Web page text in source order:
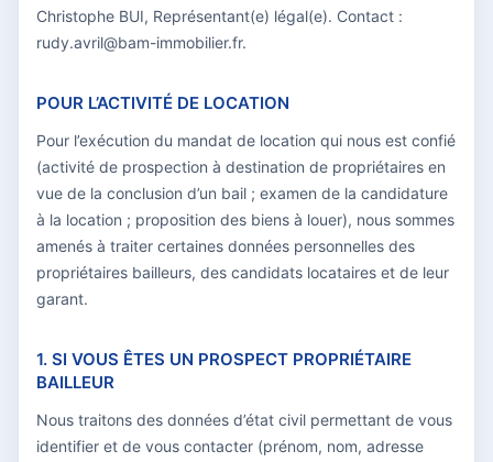
Christophe BUI, Représentant(e) légal(e). Contact :
rudy.avril@bam-immobilier.fr.
POUR L’ACTIVITÉ DE LOCATION
Pour l’exécution du mandat de location qui nous est confié
(activité de prospection à destination de propriétaires en
vue de la conclusion d’un bail ; examen de la candidature
à la location ; proposition des biens à louer), nous sommes
amenés à traiter certaines données personnelles des
propriétaires bailleurs, des candidats locataires et de leur
garant.
1. SI VOUS ÊTES UN PROSPECT PROPRIÉTAIRE
BAILLEUR
Nous traitons des données d’état civil permettant de vous
identifier et de vous contacter (prénom, nom, adresse